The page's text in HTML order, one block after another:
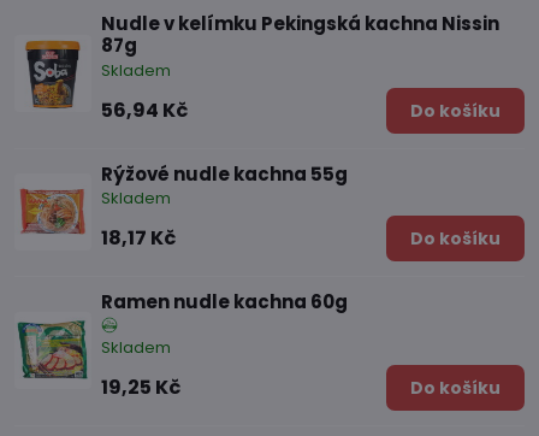
Nudle v kelímku Pekingská kachna Nissin
87g
Skladem
56,94 Kč Do košíku
Rýžové nudle kachna 55g
Skladem
18,17 Kč Do košíku
Ramen nudle kachna 60g
Skladem
19,25 Kč Do košíku